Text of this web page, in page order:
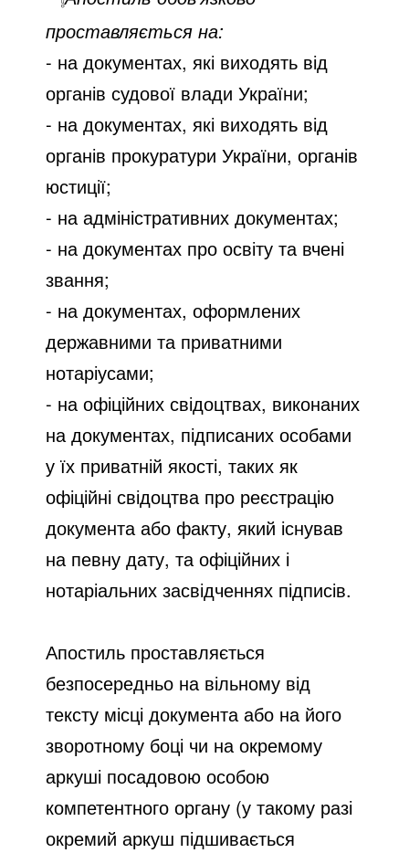
проставляється на:
- на документах, які виходять від
органів судової влади України;
- на документах, які виходять від
органів прокуратури України, органів
юстиції;
- на адміністративних документах;
- на документах про освіту та вчені
звання;
- на документах, оформлених
державними та приватними
нотаріусами;
- на офіційних свідоцтвах, виконаних
на документах, підписаних особами
у їх приватній якості, таких як
офіційні свідоцтва про реєстрацію
документа або факту, який існував
на певну дату, та офіційних і
нотаріальних засвідченнях підписів.
Апостиль проставляється
безпосередньо на вільному від
тексту місці документаабо на його
зворотному боці чи на окремому
аркуші посадовою особою
компетентного органу (у такому разі
окремий аркуш підшивається